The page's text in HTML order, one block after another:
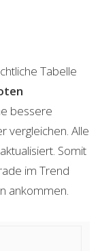
Tabelle
bessere
vergleichen. Alle
Somit
im Trend
ankommen.